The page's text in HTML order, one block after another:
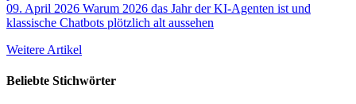
09. April 2026 Warum 2026 das Jahr der KI-Agenten ist und
klassische Chatbots plötzlich alt aussehen
Weitere Artikel
Beliebte Stichwörter